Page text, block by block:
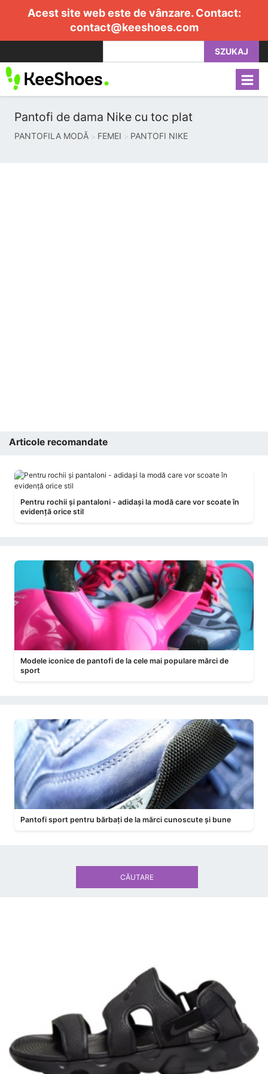
Acest site web este de vânzare. Contact:
contact@keeshoes.com
SZUKAJ
Pantofi de dama Nike cu toc plat
PANTOFILA MODĂ FEMEI PANTOFI NIKE
Articole recomandate
Pentru rochii și pantaloni - adidași la modă care vor scoate în
evidență orice stil
Modele iconice de pantofi de la cele mai populare mărci de
sport
Pantofi sport pentru bărbați de la mărci cunoscute și bune
CĂUTARE